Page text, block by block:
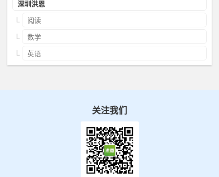
深圳洪恩
阅读
数学
英语
关注我们